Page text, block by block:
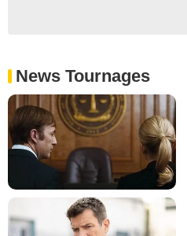
News Tournages